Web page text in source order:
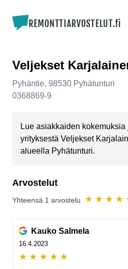
REMONTTIARVOSTELUT.fi
Veljekset
Pyhäntie, 98530 Pyhätunturi
0368869-9
Lue asiakkaiden kokemuksia
yrityksestä Veljekset
alueella Pyhätunturi.
Arvostelut
Yhteensä 1 arvostelu ★ ★ ★ ★
Kauko Salmela
16.4.2023
★ ★ ★ ★ ★